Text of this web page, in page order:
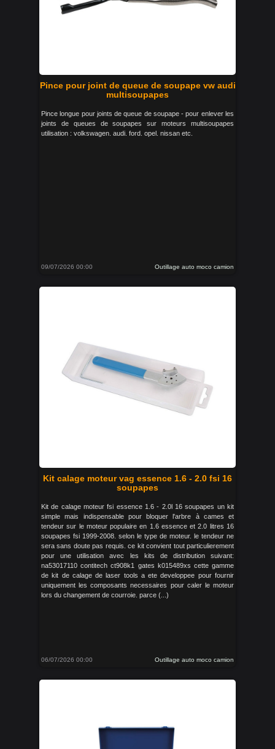
Pince pour joint de queue de soupape vw audi
multisoupapes
Pince longue pour joints de queue de soupape - pour enlever les
joints de queues de soupapes sur moteurs multisoupapes
utilisation : volkswagen. audi. ford. opel. nissan etc.
09/07/2026 00:00 Outillage auto moco camion
Kit calage moteur vag essence 1.6 - 2.0 fsi 16
soupapes
Kit de calage moteur fsi essence 1.6 - 2.0l 16 soupapes un kit
simple mais indispensable pour bloquer l'arbre à cames et
tendeur sur le moteur populaire en 1.6 essence et 2.0 litres 16
soupapes fsi 1999-2008. selon le type de moteur. le tendeur ne
sera sans doute pas requis. ce kit convient tout particulierement
pour une utilisation avec les kits de distribution suivant:
na53017110 contitech ct908k1 gates k015489xs cette gamme
de kit de calage de laser tools a ete developpee pour fournir
uniquement les composants necessaires pour caler le moteur
lors du changement de courroie. parce (...)
06/07/2026 00:00 Outillage auto moco camion